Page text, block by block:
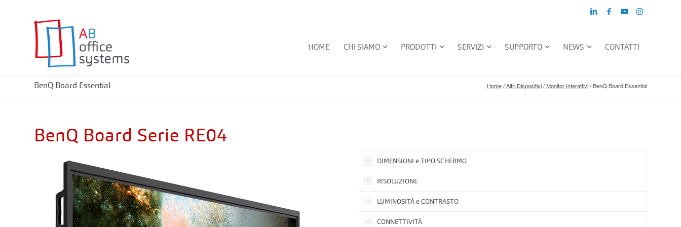
HOME CHI SIAMO PRODOTTI SERVIZI SUPPORTO NEWS CONTATTI
BenQ Board Essential Home/Altri Dispositivi/Monitor Interattivi/BenQ Board Essential
BenQ Board Serie RE04
DIMENSIONI e TIPO SCHERMO
RISOLUZIONE
LUMINOSITÀ e CONTRASTO
CONNETTIVITÀ